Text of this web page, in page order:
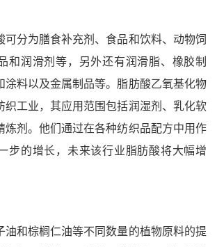
可分为膳食补充剂、食品和饮料、动物饲
和润滑剂等，另外还有润滑脂、橡胶制
涂料以及金属制品等。脂肪酸乙氧基化物
织工业，其应用范围包括润湿剂、乳化软
炼剂。他们通过在各种纺织品配方中用作
步的增长，未来该行业脂肪酸将大幅增
油和棕榈仁油等不同数量的植物原料的提